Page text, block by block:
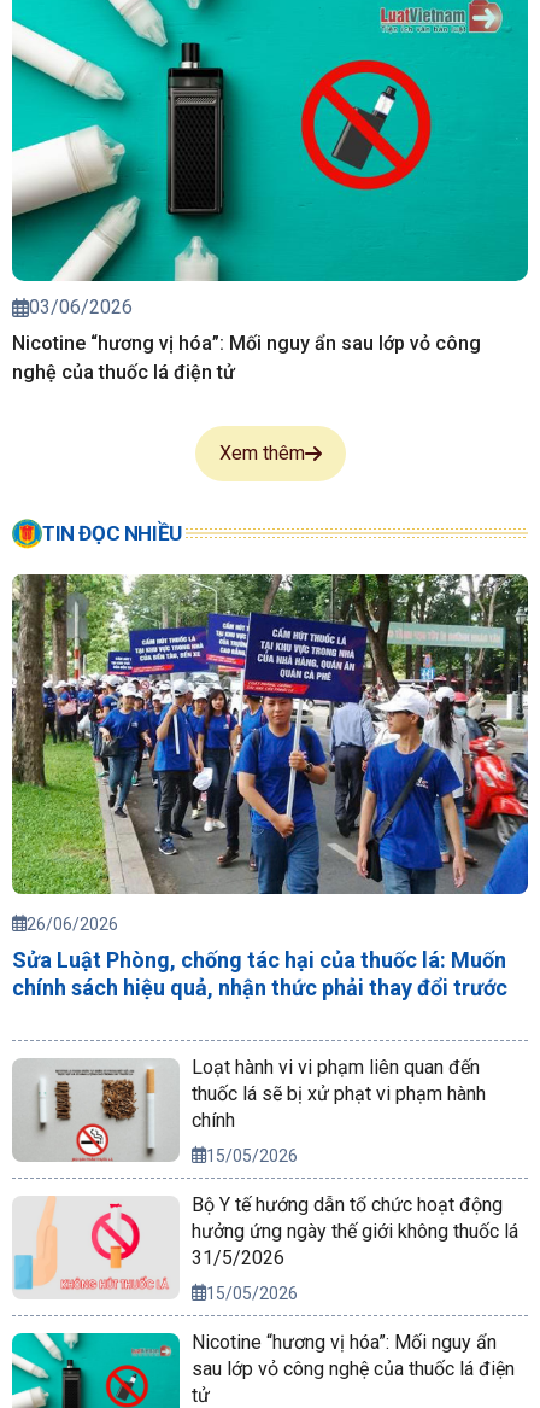
03/06/2026
Nicotine “hương vị hóa”: Mối nguy ẩn sau lớp vỏ công
nghệ của thuốc lá điện tử
Xem thêm
TIN ĐỌC NHIỀU
26/06/2026
Sửa Luật Phòng, chống tác hại của thuốc lá: Muốn
chính sách hiệu quả, nhận thức phải thay đổi trước
Loạt hành vi vi phạm liên quan đến
thuốc lá sẽ bị xử phạt vi phạm hành
chính
15/05/2026
Bộ Y tế hướng dẫn tổ chức hoạt động
hưởng ứng ngày thế giới không thuốc lá
31/5/2026
15/05/2026
Nicotine “hương vị hóa”: Mối nguy ẩn
sau lớp vỏ công nghệ của thuốc lá điện
tử